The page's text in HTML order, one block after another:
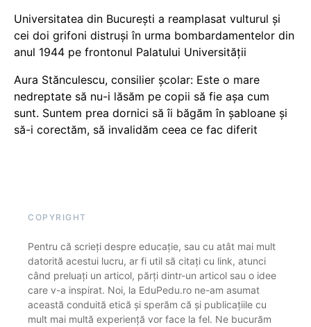
Universitatea din București a reamplasat vulturul și
cei doi grifoni distruși în urma bombardamentelor din
anul 1944 pe frontonul Palatului Universității
Aura Stănculescu, consilier școlar: Este o mare
nedreptate să nu-i lăsăm pe copii să fie așa cum
sunt. Suntem prea dornici să îi băgăm în șabloane și
să-i corectăm, să invalidăm ceea ce fac diferit
COPYRIGHT
Pentru că scrieți despre educație, sau cu atât mai mult
datorită acestui lucru, ar fi util să citați cu link, atunci
când preluați un articol, părți dintr-un articol sau o idee
care v-a inspirat. Noi, la EduPedu.ro ne-am asumat
această conduită etică și sperăm că și publicațiile cu
mult mai multă experiență vor face la fel. Ne bucurăm